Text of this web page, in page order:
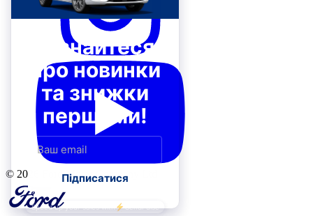
© 2026 Ford Motor Company Ltd